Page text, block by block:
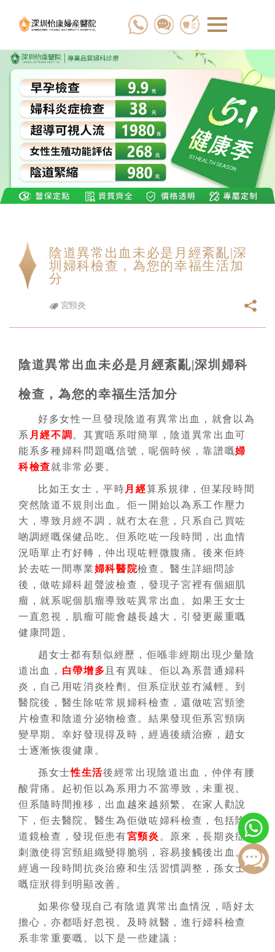
陰道異常出血未必是月經紊亂|深
圳婦科檢查，為您的幸福生活加
分
宮頸炎
陰道異常出血未必是月經紊亂|深圳婦科
檢查，為您的幸福生活加分
好多女性一旦發現陰道有異常出血，就會以為
系 月經不調 。其實唔系咁簡單，陰道異常出血可
能系多種婦科問題嘅信號，呢個時候，靠譜嘅婦
科檢查就非常必要。
比如王女士，平時 月經算系規律，但某段時間
突然陰道不規則出血。佢一開始以為系工作壓力
大，導致月經不調，就冇太在意，只系自己買咗
啲調經嘅保健品吃。但系吃咗一段時間，出血情
況唔單止冇好轉，仲出現咗輕微腹痛。後來佢終
於去咗一間專業婦科醫院檢查。醫生詳細問診
後，做咗婦科超聲波檢查，發現子宮裡有個細肌
瘤，就系呢個肌瘤導致咗異常出血。如果王女士
一直忽視，肌瘤可能會越長越大，引發更嚴重嘅
健康問題。
趙女士都有類似經歷，佢喺非經期出現少量陰
道出血， 白帶增多 且有異味。佢以為系普通婦科
炎，自己用咗消炎栓劑。但系症狀並冇減輕。到
醫院後，醫生除咗常規婦科檢查，還做咗宮頸塗
片檢查和陰道分泌物檢查。結果發現佢系宮頸病
變早期。幸好發現得及時，經過後續治療，趙女
士逐漸恢復健康。
孫女士性生活後經常出現陰道出血，仲伴有腰
酸背痛。起初佢以為系用力不當導致，未重視。
但系隨時間推移，出血越來越頻繁。在家人勸說
下，佢去醫院。醫生為佢做咗婦科檢查，包括陰
道鏡檢查，發現佢患有宮頸炎 。原來，長期炎症
刺激使得宮頸組織變得脆弱，容易接觸後出血。
經過一段時間抗炎治療和生活習慣調整，孫女士
嘅症狀得到明顯改善。
如果你發現自己有陰道異常出血情況，唔好太
擔心，亦都唔好忽視。及時就醫，進行婦科檢查
系非常重要嘅。以下是一些建議：